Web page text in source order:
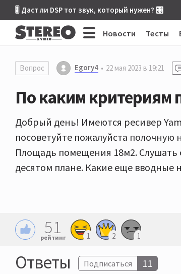
🎚 Даст ли DSP тот звук, который нужен? 🎛
Новости Тесты
Вопрос Egory4 22 мая 2023 в 19:21
По каким критериям
Добрый день! Имеются ресивер
посоветуйте пожалуйста
Площадь помещения 18м2.
десятом плане. Какие еще
51
рейтинг 1 2 1
Ответы Подписаться 11